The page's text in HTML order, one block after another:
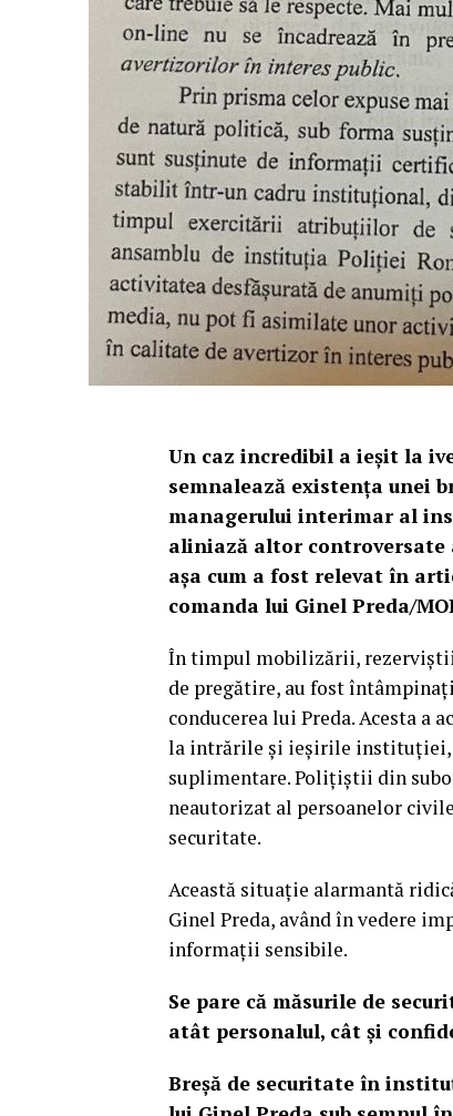
Un caz incredibil a ieșit la
semnalează existența unei
managerului interimar al
aliniază altor controversate
așa cum a fost relevat în
comanda lui Ginel Preda/
În timpul mobilizării, rezerviștii
de pregătire, au fost
conducerea lui Preda. Acesta
la intrările și ieșirile instituției,
suplimentare. Polițiștii din
neautorizat al persoanelor
securitate.
Această situație alarmantă
Ginel Preda, având în vedere
informații sensibile.
Se pare că măsurile de
atât personalul, cât și
Breșă de securitate în